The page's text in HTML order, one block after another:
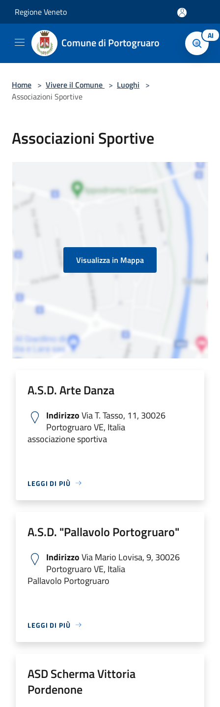
Regione Veneto
Comune di Portogruaro AI
Home > Vivere il Comune > Luoghi >
Associazioni Sportive
Associazioni Sportive
Visualizza in Mappa
A.S.D. Arte Danza
IndirizzoVia T. Tasso, 11, 30026
Portogruaro VE, Italia
associazione sportiva
LEGGI DI PIÙ
A.S.D. "Pallavolo Portogruaro"
IndirizzoVia Mario Lovisa, 9, 30026
Portogruaro VE, Italia
Pallavolo Portogruaro
LEGGI DI PIÙ
ASD Scherma Vittoria
Pordenone